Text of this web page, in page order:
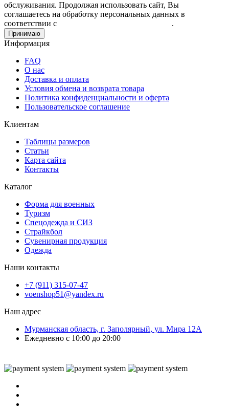
обслуживания. Продолжая использовать сайт, Вы
соглашаетесь на обработку персональных данных в
соответствии с
.
Принимаю
Информация
FAQ
О нас
Доставка и оплата
Условия обмена и возврата товара
Политика конфиденциальности и оферта
Пользовательское соглашение
Клиентам
Таблицы размеров
Статьи
Карта сайта
Контакты
Каталог
Форма для военных
Туризм
Спецодежда и СИЗ
Страйкбол
Сувенирная продукция
Одежда
Наши контакты
+7 (911) 315-07-47
voenshop51@yandex.ru
Наш адрес
Мурманская область, г. Заполярный, ул. Мира 12А
Ежедневно с 10:00 до 20:00